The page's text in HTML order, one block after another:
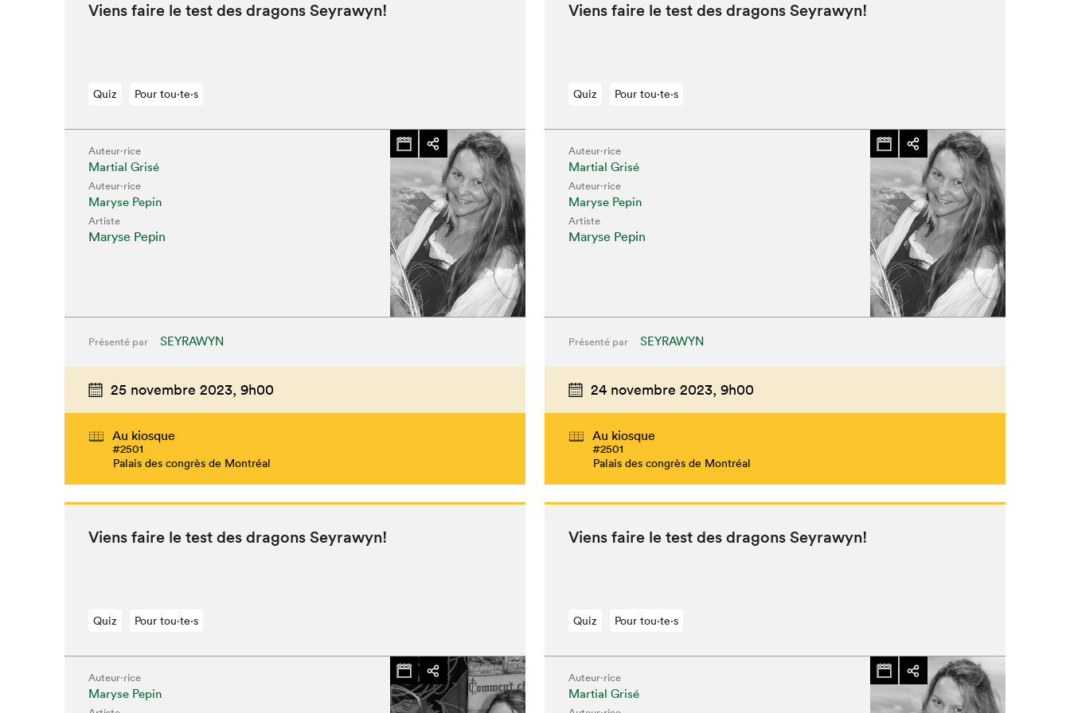
Viens faire le test des drag­ons Seyrawyn!
Quiz Pour tou⋅te⋅s
Auteur·rice
Martial Grisé
Auteur·rice
Maryse Pepin
Artiste
Maryse Pepin
Présenté par SEYRAWYN
25 novembre 2023, 9h00
Au kiosque
#2501
Palais des congrès de Montréal
Viens faire le test des drag­ons Seyrawyn!
Quiz Pour tou⋅te⋅s
Auteur·rice
Martial Grisé
Auteur·rice
Maryse Pepin
Artiste
Maryse Pepin
Présenté par SEYRAWYN
24 novembre 2023, 9h00
Au kiosque
#2501
Palais des congrès de Montréal
Viens faire le test des drag­ons Seyrawyn!
Quiz Pour tou⋅te⋅s
Auteur·rice
Maryse Pepin
Viens faire le test des drag­ons Seyrawyn!
Quiz Pour tou⋅te⋅s
Auteur·rice
Martial Grisé